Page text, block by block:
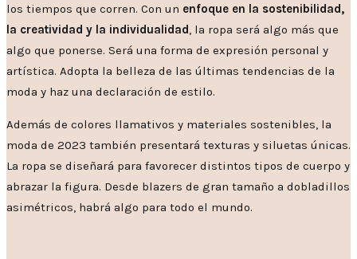
los tiempos que corren. Con un enfoque en la sostenibilidad,
la creatividad y la individualidad, la ropa será algo más que
algo que ponerse. Será una forma de expresión personal y
artística. Adopta la belleza de las últimas tendencias de la
moda y haz una declaración de estilo.
Además de colores llamativos y materiales sostenibles, la
moda de 2023 también presentará texturas y siluetas únicas.
La ropa se diseñará para favorecer distintos tipos de cuerpo y
abrazar la figura. Desde blazers de gran tamaño a dobladillos
asimétricos, habrá algo para todo el mundo.